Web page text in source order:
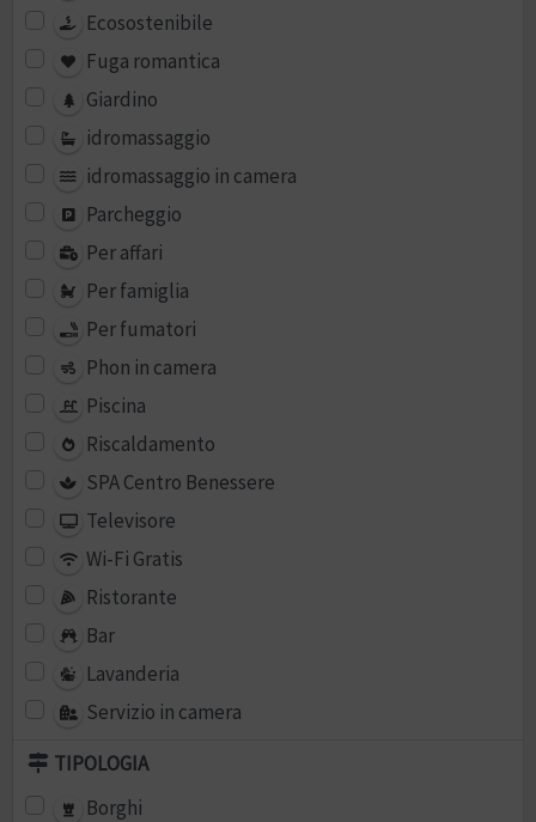
Ecosostenibile
Fuga romantica
Giardino
idromassaggio
idromassaggio in camera
Parcheggio
Per affari
Per famiglia
Per fumatori
Phon in camera
Piscina
Riscaldamento
SPA Centro Benessere
Televisore
Wi-Fi Gratis
Ristorante
Bar
Lavanderia
Servizio in camera
TIPOLOGIA
Borghi